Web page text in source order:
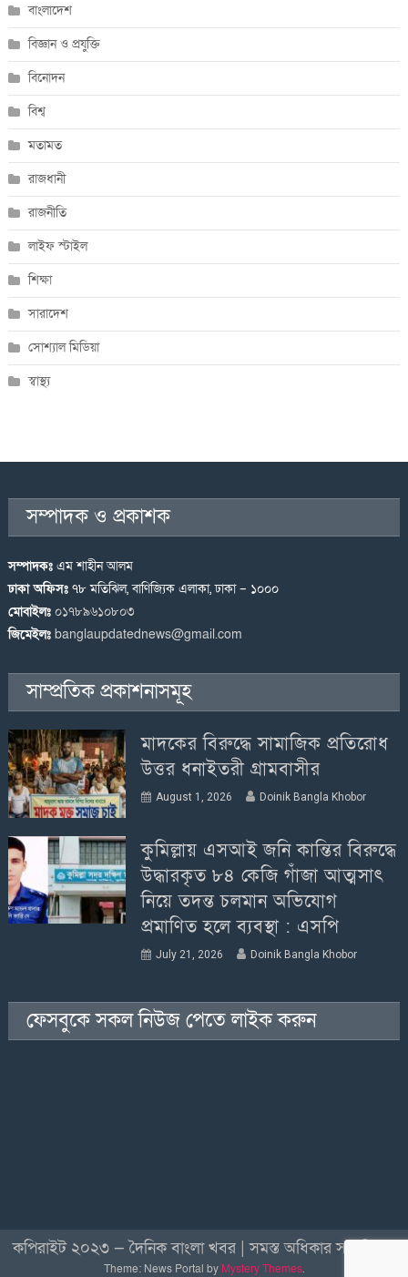
বাংলাদেশ
বিজ্ঞান ও প্রযুক্তি
বিনোদন
বিশ্ব
মতামত
রাজধানী
রাজনীতি
লাইফ স্টাইল
শিক্ষা
সারাদেশ
সোশ্যাল মিডিয়া
স্বাস্থ্য
সম্পাদক ও প্রকাশক
সম্পাদকঃ এম শাহীন আলম
ঢাকা অফিসঃ ৭৮ মতিঝিল, বাণিজ্যিক এলাকা, ঢাকা – ১০০০
মোবাইলঃ ০১৭৮৯৬১০৮০৩
জিমেইলঃ banglaupdatednews@gmail.com
সাম্প্রতিক প্রকাশনাসমূহ
মাদকের বিরুদ্ধে সামাজিক প্রতিরোধ
উত্তর ধনাইতরী গ্রামবাসীর
August 1, 2026 Doinik Bangla Khobor
কুমিল্লায় এসআই জনি কান্তির বিরুদ্ধে
উদ্ধারকৃত ৮৪ কেজি গাঁজা আত্মসাৎ
নিয়ে তদন্ত চলমান অভিযোগ
প্রমাণিত হলে ব্যবস্থা : এসপি
July 21, 2026 Doinik Bangla Khobor
ফেসবুকে সকল নিউজ পেতে লাইক করুন
কপিরাইট ২০২৩ — দৈনিক বাংলা খবর | সমস্ত অধিকার সংরক্ষিত
Theme: News Portal by Mystery Themes.